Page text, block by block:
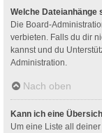
Welche Dateianhänge
Die Board-
verbieten. Falls du dir
kannst und du
Administration.
Nach oben
Kann ich eine
Um eine Liste all